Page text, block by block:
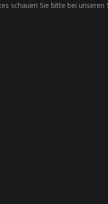
schauen Sie bitte bei unseren